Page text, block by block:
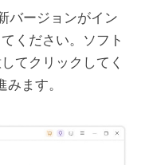
バージョンがイン
ください。ソフト
てクリックしてく
ます。